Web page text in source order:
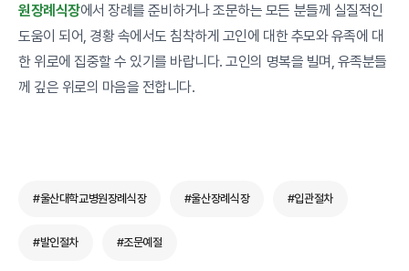
원장례식장에서 장례를 준비하거나 조문하는 모든 분들께 실질적인
도움이 되어, 경황 속에서도 침착하게 고인에 대한 추모와 유족에 대
한 위로에 집중할 수 있기를 바랍니다. 고인의 명복을 빌며, 유족분들
께 깊은 위로의 마음을 전합니다.
#울산대학교병원장례식장 #울산장례식장 #입관절차
#발인절차 #조문예절